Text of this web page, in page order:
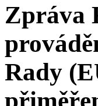
Zpráva
Rady